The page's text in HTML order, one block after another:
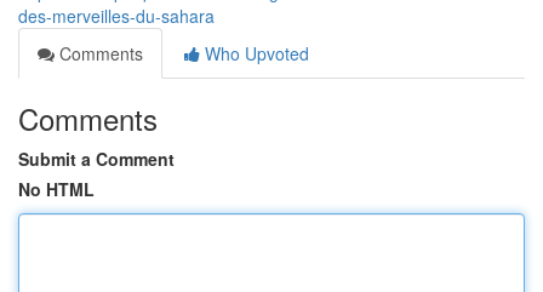
des-merveilles-du-sahara
Comments
Who Upvoted
Comments
Submit a Comment
No HTML